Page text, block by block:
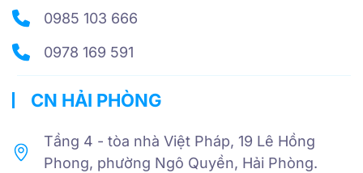
0985 103 666
0978 169 591
CN HẢI PHÒNG
Tầng 4 - tòa nhà Việt Pháp, 19 Lê Hồng
Phong, phường Ngô Quyền, Hải Phòng.